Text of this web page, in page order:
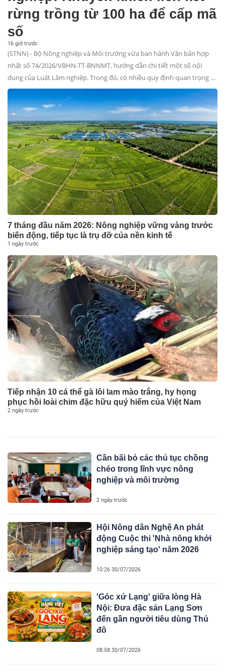
rừng trồng từ 100 ha để cấp mã
số
16 giờ trước
(STNN) - Bộ Nông nghiệp và Môi trường vừa ban hành Văn bản hợp
nhất số 74/2026/VBHN-TT-BNNMT, hướng dẫn chi tiết một số nội
dung của Luật Lâm nghiệp. Trong đó, có nhiều quy định quan trọng về
việc cấp mã số rừng trồng, quản lý giống cây trồng lâm nghiệp và
trồng rừng thay thế.
7 tháng đầu năm 2026: Nông nghiệp vững vàng trước
biến động, tiếp tục là trụ đỡ của nền kinh tế
1 ngày trước
Tiếp nhận 10 cá thể gà lôi lam mào trắng, hy họng
phục hồi loài chim đặc hữu quý hiếm của Việt Nam
2 ngày trước
Cần bãi bỏ các thủ tục chồng
chéo trong lĩnh vực nông
nghiệp và môi trường
2 ngày trước
Hội Nông dân Nghệ An phát
động Cuộc thi 'Nhà nông khởi
nghiệp sáng tạo' năm 2026
10:26 30/07/2026
'Góc xứ Lạng' giữa lòng Hà
Nội: Đưa đặc sản Lạng Sơn
đến gần người tiêu dùng Thủ
đô
08:58 30/07/2026